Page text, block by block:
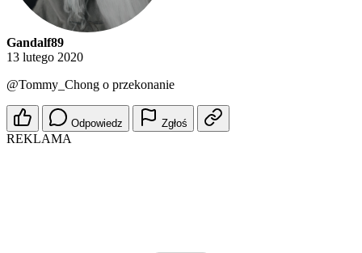
Gandalf89
13 lutego 2020
@Tommy_Chong o przekonanie
Odpowiedz Zgłoś
REKLAMA